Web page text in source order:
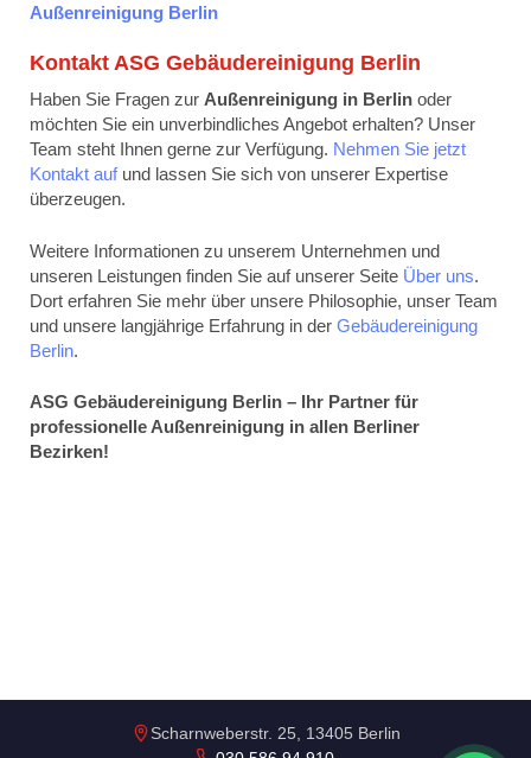
Außenreinigung Berlin
Kontakt ASG Gebäudereinigung Berlin
Haben Sie Fragen zur Außenreinigung in Berlin oder
möchten Sie ein unverbindliches Angebot erhalten? Unser
Team steht Ihnen gerne zur Verfügung. Nehmen Sie jetzt
Kontakt aufund lassen Sie sich von unserer Expertise
überzeugen.
Weitere Informationen zu unserem Unternehmen und
unseren Leistungen finden Sie auf unserer Seite Über uns.
Dort erfahren Sie mehr über unsere Philosophie, unser Team
und unsere langjährige Erfahrung in der Gebäudereinigung
Berlin.
ASG Gebäudereinigung Berlin – Ihr Partner für
professionelle Außenreinigung in allen Berliner
Bezirken!
Scharnweberstr. 25, 13405 Berlin